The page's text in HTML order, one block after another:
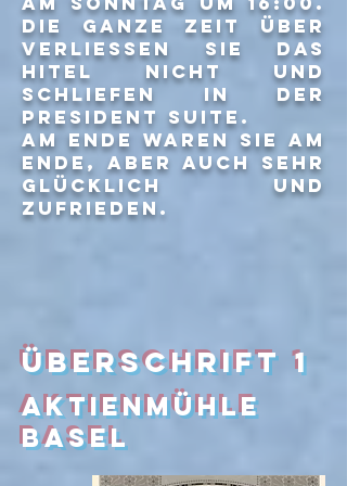
Die ganze zeit über
verliessen sie das
hitel nicht und
schliefen in der
president suite.
Am ende waren sie am
ende, aber auch sehr
glücklich und
zufrieden.
Überschrift 1
aktienmühle
basel